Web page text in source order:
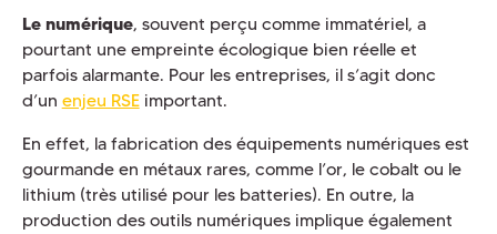
Le numérique, souvent perçu comme immatériel, a
pourtant une empreinte écologique bien réelle et
parfois alarmante. Pour les entreprises, il s’agit donc
d’un enjeu RSEimportant.
En effet, la fabrication des équipements numériques est
gourmande en métaux rares, comme l’or, le cobalt ou le
lithium (très utilisé pour les batteries). En outre, la
production des outils numériques implique également